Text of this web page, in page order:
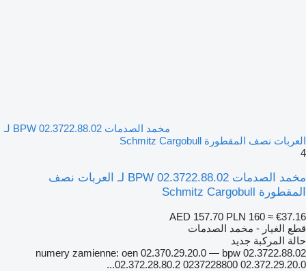
مخمد الصدمات BPW 02.3722.88.02 لـ
العربات نصف المقطورة Schmitz Cargobull
4
مخمد الصدمات BPW 02.3722.88.02 لـ العربات نصف
المقطورة Schmitz Cargobull
AED 157.70 PLN 160 ≈ €37.16
قطع الغيار - مخمد الصدمات
حالة المركبة جديد
02.3722.88.02 numery zamienne: oen 02.370.29.20.0 — bpw
02.372.28.80.2 0237228800 02.372.29.20.0...